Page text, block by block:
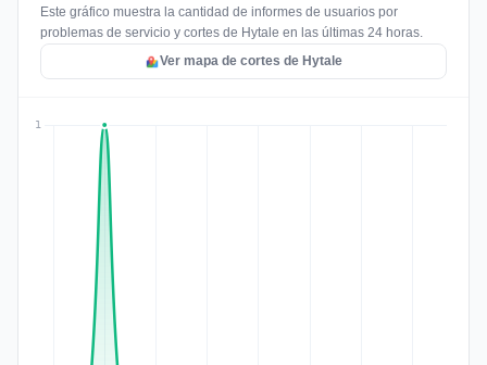
Este gráfico muestra la cantidad de informes de usuarios por
problemas de servicio y cortes de Hytale en las últimas 24 horas.
Ver mapa de cortes de Hytale